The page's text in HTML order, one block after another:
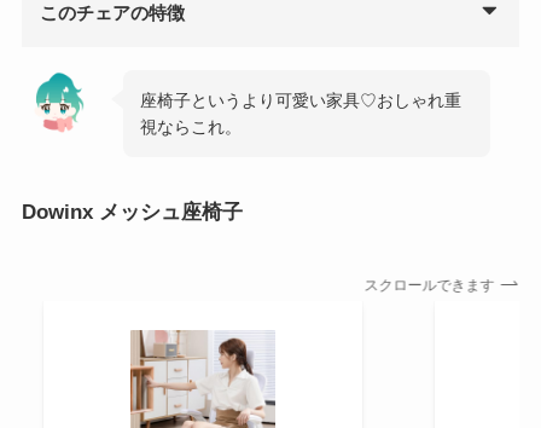
このチェアの特徴
座椅子というより可愛い家具♡おしゃれ重
視ならこれ。
Dowinx メッシュ座椅子
スクロールできます